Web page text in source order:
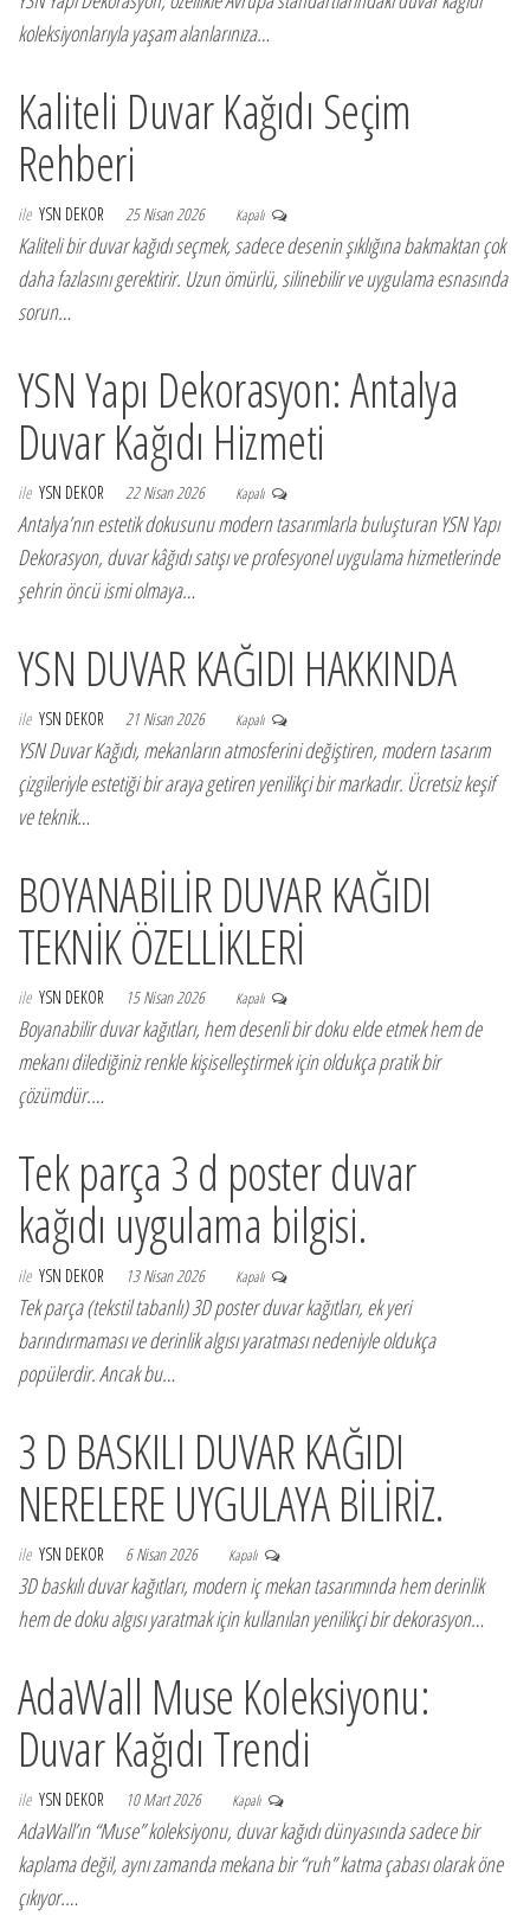
koleksiyonlarıyla yaşam alanlarınıza…
Kaliteli Duvar Kağıdı Seçim
Rehberi
ile YSN DEKOR 25 Nisan 2026 Kapalı
Kaliteli bir duvar kağıdı seçmek, sadece desenin şıklığına bakmaktan çok
daha fazlasını gerektirir. Uzun ömürlü, silinebilir ve uygulama esnasında
sorun…
YSN Yapı Dekorasyon: Antalya
Duvar Kağıdı Hizmeti
ile YSN DEKOR 22 Nisan 2026 Kapalı
Antalya’nın estetik dokusunu modern tasarımlarla buluşturan YSN Yapı
Dekorasyon, duvar kâğıdı satışı ve profesyonel uygulama hizmetlerinde
şehrin öncü ismi olmaya…
YSN DUVAR KAĞIDI HAKKINDA
ile YSN DEKOR 21 Nisan 2026 Kapalı
YSN Duvar Kağıdı, mekanların atmosferini değiştiren, modern tasarım
çizgileriyle estetiği bir araya getiren yenilikçi bir markadır. Ücretsiz keşif
ve teknik…
BOYANABİLİR DUVAR KAĞIDI
TEKNİK ÖZELLİKLERİ
ile YSN DEKOR 15 Nisan 2026 Kapalı
Boyanabilir duvar kağıtları, hem desenli bir doku elde etmek hem de
mekanı dilediğiniz renkle kişiselleştirmek için oldukça pratik bir
çözümdür.…
Tek parça 3 d poster duvar
kağıdı uygulama bilgisi.
ile YSN DEKOR 13 Nisan 2026 Kapalı
Tek parça (tekstil tabanlı) 3D poster duvar kağıtları, ek yeri
barındırmaması ve derinlik algısı yaratması nedeniyle oldukça
popülerdir. Ancak bu…
3 D BASKILI DUVAR KAĞIDI
NERELERE UYGULAYA BİLİRİZ.
ile YSN DEKOR 6 Nisan 2026 Kapalı
3D baskılı duvar kağıtları, modern iç mekan tasarımında hem derinlik
hem de doku algısı yaratmak için kullanılan yenilikçi bir dekorasyon…
AdaWall Muse Koleksiyonu:
Duvar Kağıdı Trendi
ile YSN DEKOR 10 Mart 2026 Kapalı
AdaWall’ın “Muse” koleksiyonu, duvar kağıdı dünyasında sadece bir
kaplama değil, aynı zamanda mekana bir “ruh” katma çabası olarak öne
çıkıyor.…